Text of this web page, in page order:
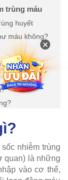
trùng máu
huyết
máu không?
nhiễm trùng
quan) là những
vào cơ thể,
×